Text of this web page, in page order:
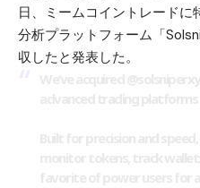
日、ミームコイントレードに
分析プラットフォーム「
収したと発表した。